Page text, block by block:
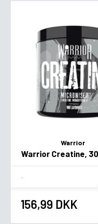
Warrior
Warrior Creatine,
156,99 DKK